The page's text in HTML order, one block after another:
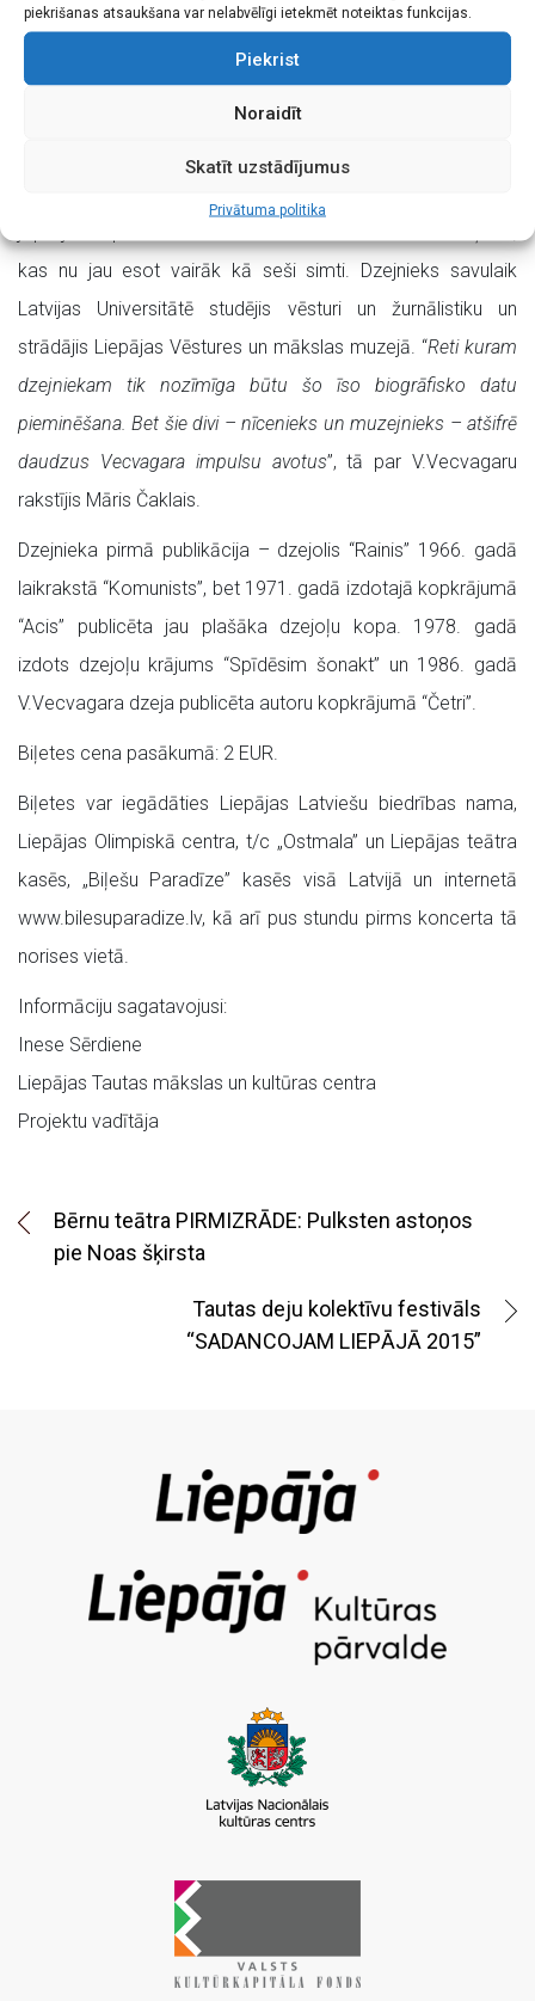
piekrišanas atsaukšana var nelabvēlīgi ietekmēt noteiktas funkcijas.
Piekrist
Noraidīt
Skatīt uzstādījumus
Privātuma politika
domu turpina Ingrīdas Kiršentāles citāts: “Labākajos
dzejoļos atkārtojumi rada savdabīgu suģestiju, dzejoļi skan
kā buramvārdi, kā dīvaina teiksma.”
Visvaldis Vecvagars (1949) ir dzimis un audzis Nīcā, kur
kas nu jau esot vairāk kā seši simti. Dzejnieks savulaik
Latvijas Universitātē studējis vēsturi un žurnālistiku un
strādājis Liepājas Vēstures un mākslas muzejā. “Reti kuram
dzejniekam tik nozīmīga būtu šo īso biogrāfisko datu
pieminēšana. Bet šie divi – nīcenieks un muzejnieks – atšifrē
daudzus Vecvagara impulsu avotus”, tā par V.Vecvagaru
rakstījis Māris Čaklais.
Dzejnieka pirmā publikācija – dzejolis “Rainis” 1966. gadā
laikrakstā “Komunists”, bet 1971. gadā izdotajā kopkrājumā
“Acis” publicēta jau plašāka dzejoļu kopa. 1978. gadā
izdots dzejoļu krājums “Spīdēsim šonakt” un 1986. gadā
V.Vecvagara dzeja publicēta autoru kopkrājumā “Četri”.
Biļetes cena pasākumā: 2 EUR.
Biļetes var iegādāties Liepājas Latviešu biedrības nama,
Liepājas Olimpiskā centra, t/c „Ostmala” un Liepājas teātra
kasēs, „Biļešu Paradīze” kasēs visā Latvijā un internetā
www.bilesuparadize.lv, kā arī pus stundu pirms koncerta tā
norises vietā.
Informāciju sagatavojusi:
Inese Sērdiene
Liepājas Tautas mākslas un kultūras centra
Projektu vadītāja
Bērnu teātra PIRMIZRĀDE: Pulksten astoņos
pie Noas šķirsta
Tautas deju kolektīvu festivāls
“SADANCOJAM LIEPĀJĀ 2015”